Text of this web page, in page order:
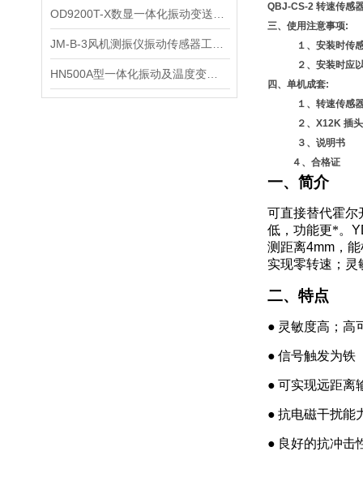
QBJ-CS-2 转速传感
三、使用注意事项:
１、安装时传感器
２、安装时应以被
四、单机成套:
１、转
２、X12K
３、
４、
一、简介
可直接替代霍尔
低，功能更*。
测距离4mm ，
实现零转速；
二、特点
● 灵敏度高；高
● 信号触发为铁
● 可实现远距离
● 抗电磁干扰能
● 良好的抗冲击